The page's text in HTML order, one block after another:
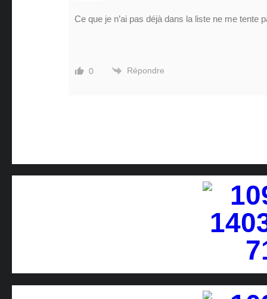
Ce que je n’ai pas déjà dans la liste ne me tente
0 Répondre